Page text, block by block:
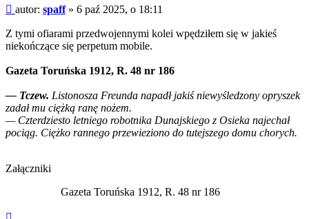
Post
autor: spaff» 6 paź 2025, o 18:11
Z tymi ofiarami przedwojennymi kolei wpędziłem się w jakieś
niekończące się perpetum mobile.
Gazeta Toruńska 1912, R. 48 nr 186
— Tczew. Listonosza Freunda napadł jakiś niewyśledzony opryszek
zadał mu ciężką ranę nożem.
— Czterdziesto letniego robotnika Dunajskiego z Osieka najechał
pociąg. Ciężko rannego przewieziono do tutejszego domu chorych.
Załączniki
Gazeta Toruńska 1912, R. 48 nr 186